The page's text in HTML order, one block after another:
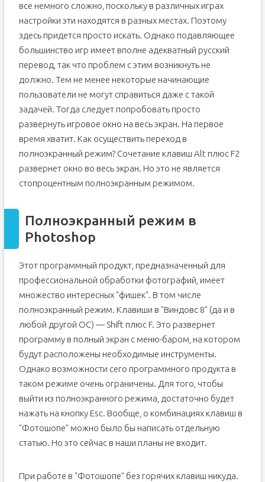
все немного сложно, поскольку в различных играх
настройки эти находятся в разных местах. Поэтому
здесь придется просто искать. Однако подавляющее
большинство игр имеет вполне адекватный русский
перевод, так что проблем с этим возникнуть не
должно. Тем не менее некоторые начинающие
пользователи не могут справиться даже с такой
задачей. Тогда следует попробовать просто
развернуть игровое окно на весь экран. На первое
время хватит. Как осуществить переход в
полноэкранный режим? Сочетание клавиш Alt плюс F2
развернет окно во весь экран. Но это не является
стопроцентным полноэкранным режимом.
Полноэкранный режим в
Photoshop
Этот программный продукт, предназначенный для
профессиональной обработки фотографий, имеет
множество интересных "фишек". В том числе
полноэкранный режим. Клавиши в "Виндовс 8" (да и в
любой другой ОС) — Shift плюс F. Это развернет
программу в полный экран с меню-баром, на котором
будут расположены необходимые инструменты.
Однако возможности сего программного продукта в
таком режиме очень ограничены. Для того, чтобы
выйти из полноэкранного режима, достаточно будет
нажать на кнопку Esc. Вообще, о комбинациях клавиш в
"Фотошопе" можно было бы написать отдельную
статью. Но это сейчас в наши планы не входит.
При работе в "Фотошопе" без горячих клавиш никуда.